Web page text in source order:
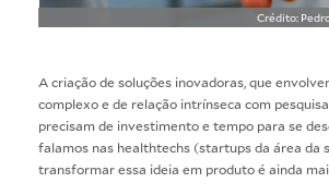
Crédito:
A criação de soluções inovadoras, que
complexo e de relação intrínseca com
precisam de investimento e tempo para se
falamos nas healthtechs (startups da área da
transformar essa ideia em produto é ainda